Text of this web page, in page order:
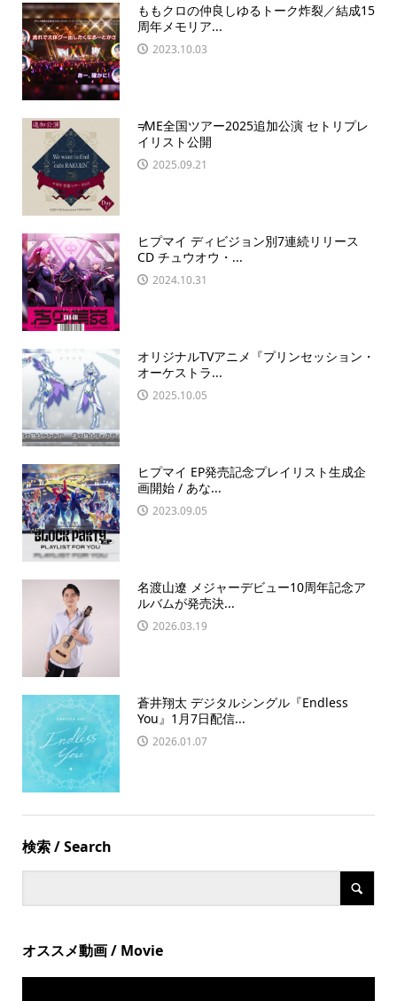
ももクロの仲良しゆるトーク炸裂／結成15
周年メモリア...
2023.10.03
≠ME全国ツアー2025追加公演 セトリプレ
イリスト公開
2025.09.21
ヒプマイ ディビジョン別7連続リリース
CD チュウオウ・...
2024.10.31
オリジナルTVアニメ『プリンセッション・
オーケストラ...
2025.10.05
ヒプマイ EP発売記念プレイリスト生成企
画開始 / あな...
2023.09.05
名渡山遼 メジャーデビュー10周年記念ア
ルバムが発売決...
2026.03.19
蒼井翔太 デジタルシングル『Endless
You』1月7日配信...
2026.01.07
検索 / Search
オススメ動画 / Movie